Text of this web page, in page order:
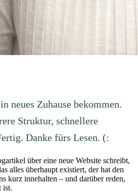
neues Zuhause bekommen.
Struktur, schnellere
Danke fürs Lesen. (:
über eine neue Website schreibt,
alles überhaupt existiert, der hat den
kurz innehalten – und darüber reden,
ist.